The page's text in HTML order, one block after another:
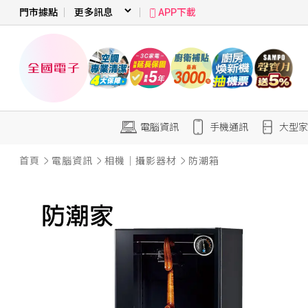
門市據點 APP下載
電腦資訊 手機通訊 大型
首頁 電腦資訊 相機｜攝影器材 防潮箱